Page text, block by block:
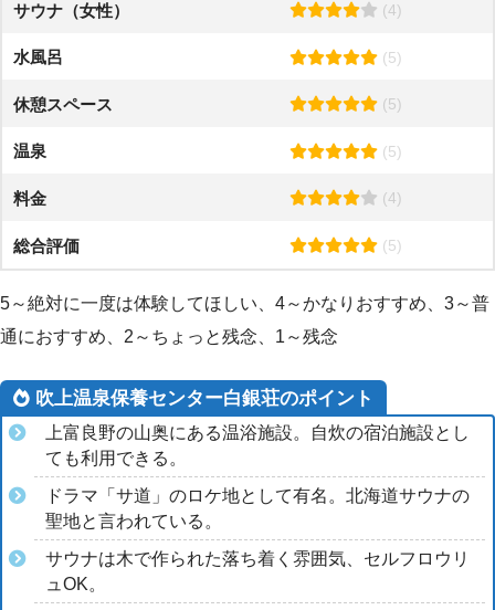
サウナ（女性） (4)
水風呂 (5)
休憩スペース (5)
温泉 (5)
料金 (4)
総合評価 (5)
5～絶対に一度は体験してほしい、4～かなりおすすめ、3～普
通におすすめ、2～ちょっと残念、1～残念
吹上温泉保養センター白銀荘のポイント
上富良野の山奥にある温浴施設。自炊の宿泊施設とし
ても利用できる。
ドラマ「サ道」のロケ地として有名。北海道サウナの
聖地と言われている。
サウナは木で作られた落ち着く雰囲気、セルフロウリ
ュOK。